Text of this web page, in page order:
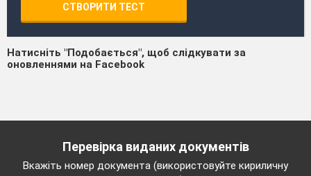
СТВОРИТИ ТЕСТ
Натисніть "Подобається", щоб слідкувати за
оновленнями на Facebook
Перевірка виданих документів
Вкажіть номер документа (використовуйте кириличну